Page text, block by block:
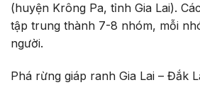
(huyện Krông Pa, tỉnh Gia Lai).
tập trung thành 7-8 nhóm, mỗi
người.
Phá rừng giáp ranh Gia Lai – Đắk